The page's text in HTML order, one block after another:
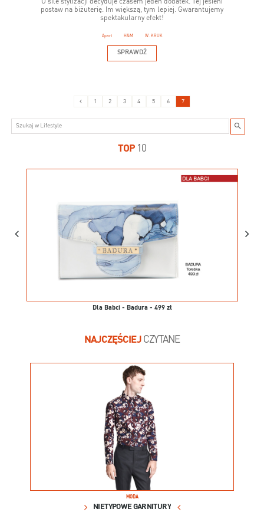
O sile stylizacji decyduje czasem jeden dodatek. Tej jesieni
postaw na biżuterię. Im większą, tym lepiej. Gwarantujemy
spektakularny efekt!
Apart H&M W. KRUK
SPRAWDŹ
1 2 3 4 5 6 7
TOP 10
Dla Babci - Badura - 499 zł
NAJCZĘŚCIEJCZYTANE
MODA
NIETYPOWE GARNITURY